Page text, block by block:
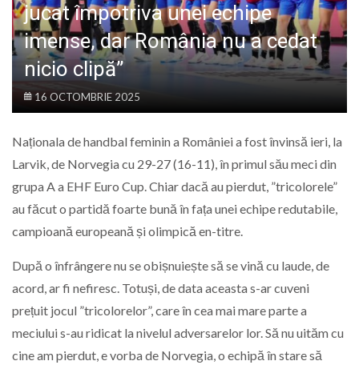
jucat împotriva unei echipe
imense, dar România nu a cedat
nicio clipă”
16 OCTOMBRIE 2025
Naționala de handbal feminin a României a fost învinsă ieri, la
Larvik, de Norvegia cu 29-27 (16-11), în primul său meci din
grupa A a EHF Euro Cup. Chiar dacă au pierdut, ”tricolorele”
au făcut o partidă foarte bună în fața unei echipe redutabile,
campioană europeană și olimpică en-titre.
După o înfrângere nu se obișnuiește să se vină cu laude, de
acord, ar fi nefiresc. Totuși, de data aceasta s-ar cuveni
prețuit jocul ”tricolorelor”, care în cea mai mare parte a
meciului s-au ridicat la nivelul adversarelor lor. Să nu uităm cu
cine am pierdut, e vorba de Norvegia, o echipă în stare să